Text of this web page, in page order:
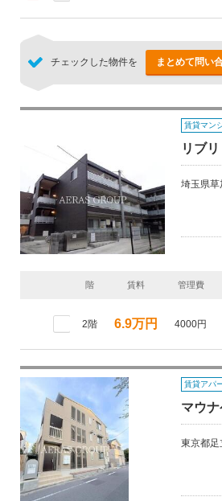
チェックした物件を まとめて問い
賃貸マン
リブ
埼玉県草
階 賃料 管理費
2階 6.9万円 4000円
賃貸アパ
マウ
東京都足